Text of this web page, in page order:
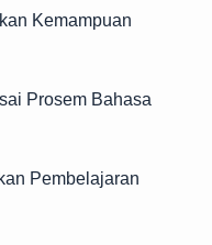
Kemampuan
Prosem Bahasa
Pembelajaran